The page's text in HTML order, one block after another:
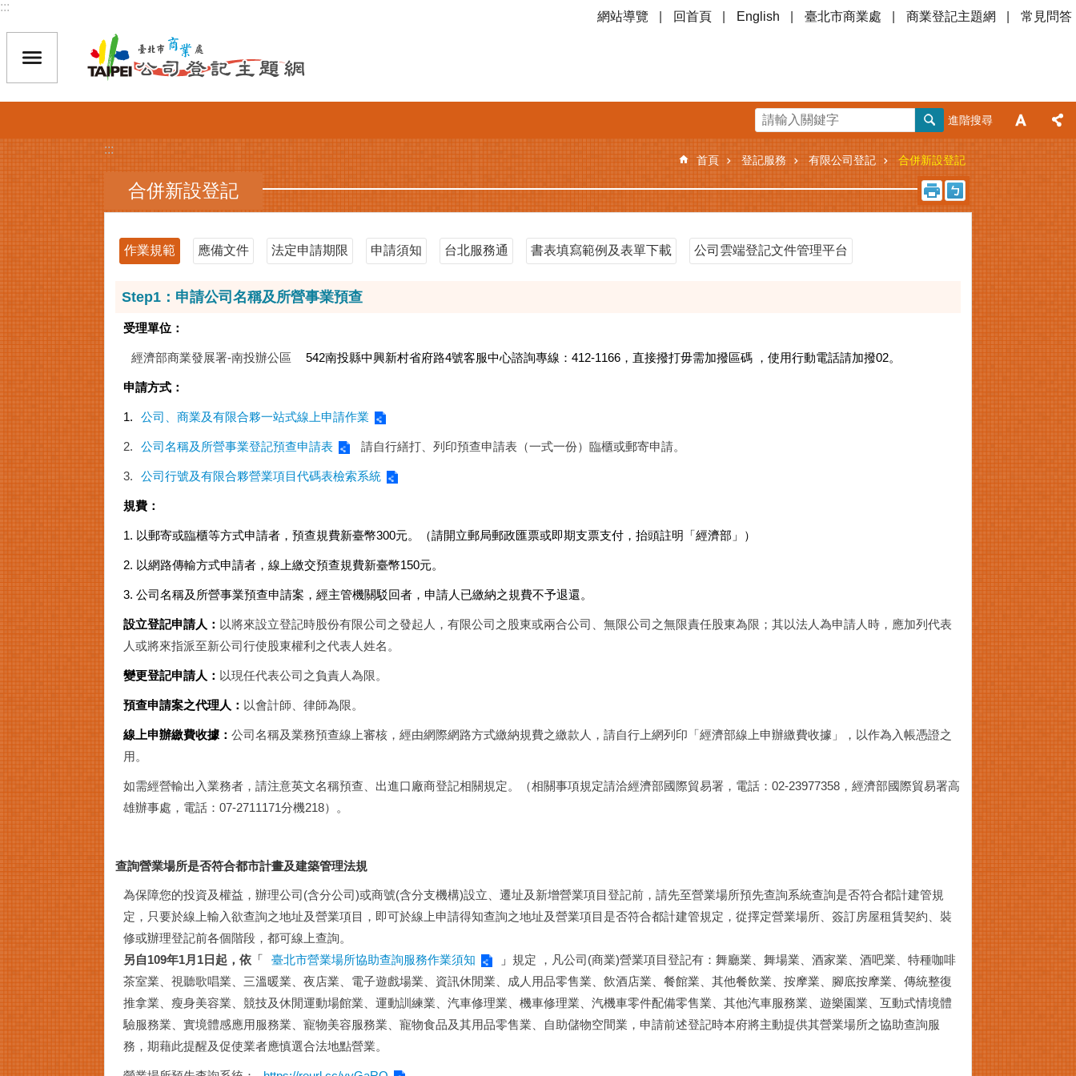
跳到主要內容區塊
:::
網站導覽 回首頁 English 臺北市商業處 商業登記主題網 常見問答
進階搜尋
:::
首頁 登記服務 有限公司登記 合併新設登記
合併新設登記
作業規範 應備文件 法定申請期限 申請須知 台北服務通 書表填寫範例及表單下載 公司雲端登記文件管理平台
Step1：申請公司名稱及所營事業預查
受理單位：
經濟部商業發展署-南投辦公區 542南投縣中興新村省府路4號客服中心諮詢專線：412-1166，直接撥打毋需加撥區碼 ，使用行動電話請加撥02。
申請方式：
1. 公司、商業及有限合夥一站式線上申請作業
2. 公司名稱及所營事業登記預查申請表 請自行繕打、列印預查申請表（一式一份）臨櫃或郵寄申請。
3. 公司行號及有限合夥營業項目代碼表檢索系統
規費：
1. 以郵寄或臨櫃等方式申請者，預查規費新臺幣300元。（請開立郵局郵政匯票或即期支票支付，抬頭註明「經濟部」）
2. 以網路傳輸方式申請者，線上繳交預查規費新臺幣150元。
3. 公司名稱及所營事業預查申請案，經主管機關駁回者，申請人已繳納之規費不予退還。
設立登記申請人： 以將來設立登記時股份有限公司之發起人，有限公司之股東或兩合公司、無限公司之無限責任股東為限；其以法人為申請人時，應加列代表
人或將來指派至新公司行使股東權利之代表人姓名。
變更登記申請人： 以現任代表公司之負責人為限。
預查申請案之代理人： 以會計師、律師為限。
線上申辦繳費收據： 公司名稱及業務預查線上審核，經由網際網路方式繳納規費之繳款人，請自行上網列印「經濟部線上申辦繳費收據」，以作為入帳憑證之
用。
如需經營輸出入業務者，請注意英文名稱預查、出進口廠商登記相關規定。（相關事項規定請洽經濟部國際貿易署，電話：02-23977358，經濟部國際貿易署高
雄辦事處，電話：07-2711171分機218）。
查詢營業場所是否符合都市計畫及建築管理法規
為保障您的投資及權益，辦理公司(含分公司)或商號(含分支機構)設立、遷址及新增營業項目登記前，請先至營業場所預先查詢系統查詢是否符合都計建管規
定，只要於線上輸入欲查詢之地址及營業項目，即可於線上申請得知查詢之地址及營業項目是否符合都計建管規定，從擇定營業場所、簽訂房屋租賃契約、裝
修或辦理登記前各個階段，都可線上查詢。
另自109年1月1日起，依 「 臺北市營業場所協助查詢服務作業須知 」 規定
，凡公司(商業)營業項目登記有：舞廳業、舞場業、酒家業、酒吧業、特種咖啡
茶室業、視聽歌唱業、三溫暖業、夜店業、電子遊戲場業、資訊休閒業、成人用品零售業、飲酒店業、餐館業、其他餐飲業、按摩業、腳底按摩業、傳統整復
推拿業、瘦身美容業、競技及休閒運動場館業、運動訓練業、汽車修理業、機車修理業、汽機車零件配備零售業、其他汽車服務業、遊樂園業、互動式情境體
驗服務業、實境體感應用服務業、寵物美容服務業、寵物食品及其用品零售業、自助儲物空間業，申請前述登記時本府將主動提供其營業場所之協助查詢服
務，期藉此提醒及促使業者應慎選合法地點營業。